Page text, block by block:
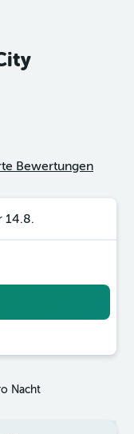
Bewertungen
14.8.
Nacht